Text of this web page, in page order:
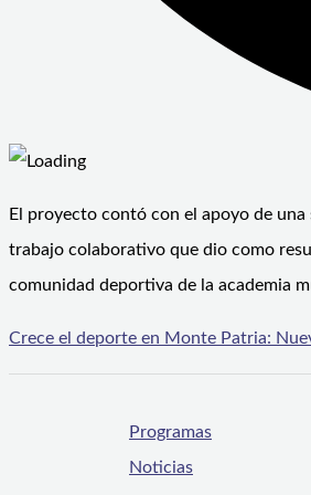
El proyecto contó con el apoyo de
trabajo colaborativo que dio como
comunidad deportiva de la academia
Crece el deporte en Monte Patria:
Programas
Noticias